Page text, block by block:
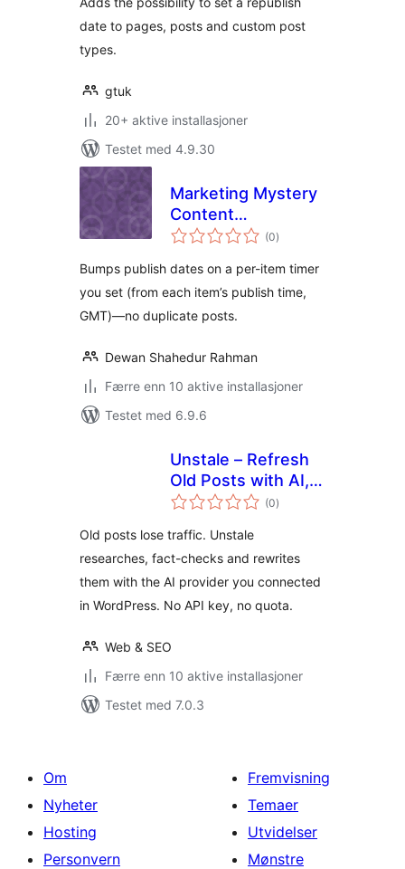
date to pages, posts and custom post
types.
gtuk
20+ aktive installasjoner
Testet med 4.9.30
Marketing Mystery
Content
Republisher (0totale
vurderinger
)
Bumps publish dates on a per-item timer
you set (from each item’s publish time,
GMT)—no duplicate posts.
Dewan Shahedur Rahman
Færre enn 10 aktive installasjoner
Testet med 6.9.6
Unstale – Refresh
Old Posts with AI,
Fact-Check &
(0totale
vurderinger
)
Old posts lose traffic. Unstale
researches, fact-checks and rewrites
them with the AI provider you connected
in WordPress. No API key, no quota.
Web & SEO
Færre enn 10 aktive installasjoner
Testet med 7.0.3
Om
Nyheter
Hosting
Personvern
Fremvisning
Temaer
Utvidelser
Mønstre